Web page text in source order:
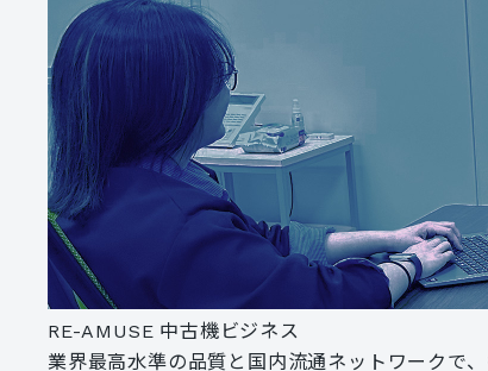
RE-AMUSE 中古機ビジネス
業界最高水準の品質と国内流通ネットワークで